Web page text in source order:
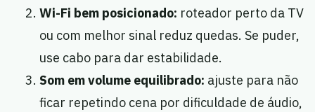
Wi-Fi bem posicionado: roteador perto da TV
ou com melhor sinal reduz quedas. Se puder,
use cabo para dar estabilidade.
Som em volume equilibrado: ajuste para não
ficar repetindo cena por dificuldade de áudio,